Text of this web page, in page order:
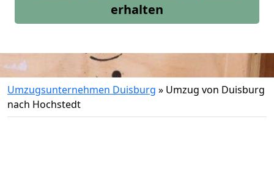
erhalten
Umzugsunternehmen Duisburg » Umzug von Duisburg
nach Hochstedt